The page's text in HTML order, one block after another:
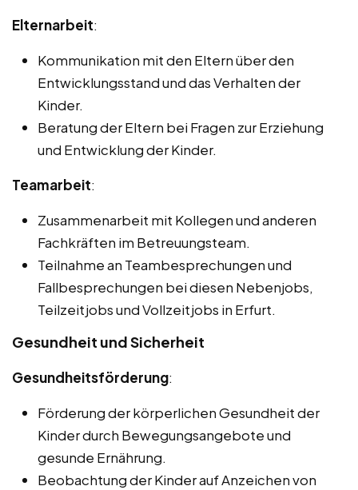
Elternarbeit:
Kommunikation mit den Eltern über den
Entwicklungsstand und das Verhalten der
Kinder.
Beratung der Eltern bei Fragen zur Erziehung
und Entwicklung der Kinder.
Teamarbeit:
Zusammenarbeit mit Kollegen und anderen
Fachkräften im Betreuungsteam.
Teilnahme an Teambesprechungen und
Fallbesprechungen bei diesen Nebenjobs,
Teilzeitjobs und Vollzeitjobs in Erfurt.
Gesundheit und Sicherheit
Gesundheitsförderung:
Förderung der körperlichen Gesundheit der
Kinder durch Bewegungsangebote und
gesunde Ernährung.
Beobachtung der Kinder auf Anzeichen von